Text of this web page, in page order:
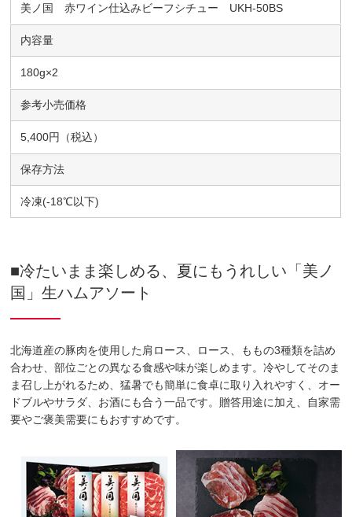
美ノ国 赤ワイン仕込みビーフシチュー UKH-50BS
内容量
180g×2
参考小売価格
5,400円（税込）
保存方法
冷凍(-18℃以下)
■冷たいまま楽しめる、夏にもうれしい「美ノ
国」生ハムアソート
北海道産の豚肉を使用した肩ロース、ロース、ももの3種類を詰め
合わせ、部位ごとの異なる食感や味が楽しめます。冷やしてそのま
ま召し上がれるため、猛暑でも簡単に食卓に取り入れやすく、オー
ドブルやサラダ、お酒にも合う一品です。贈答用途に加え、自家需
要やご褒美需要にもおすすめです。